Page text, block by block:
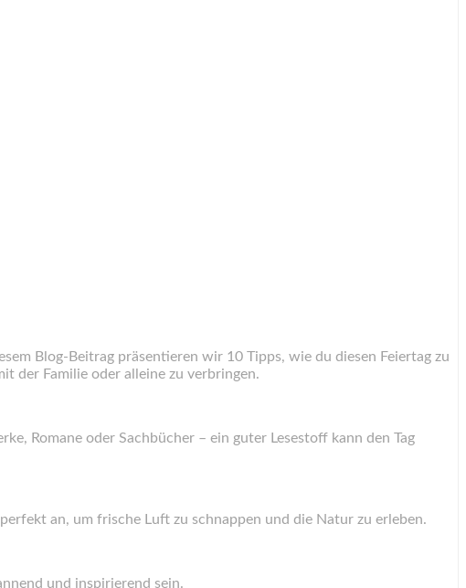
Blog-Beitrag präsentieren wir 10 Tipps, wie du diesen Feiertag zu
der Familie oder alleine zu verbringen.
Romane oder Sachbücher – ein guter Lesestoff kann den Tag
an, um frische Luft zu schnappen und die Natur zu erleben.
und inspirierend sein.